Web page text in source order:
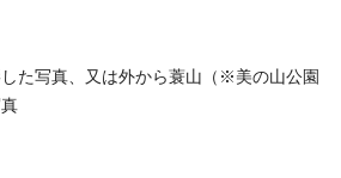
た写真、又は外から蓑山（※美の山公園